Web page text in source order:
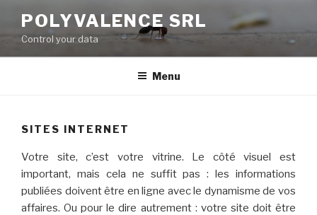
contenu
principal
POLYVALENCE SRL
Control your data
Menu
SITES INTERNET
Votre site, c’est votre vitrine. Le côté visuel est
important, mais cela ne suffit pas : les informations
publiées doivent être en ligne avec le dynamisme de vos
affaires. Ou pour le dire autrement : votre site doit être